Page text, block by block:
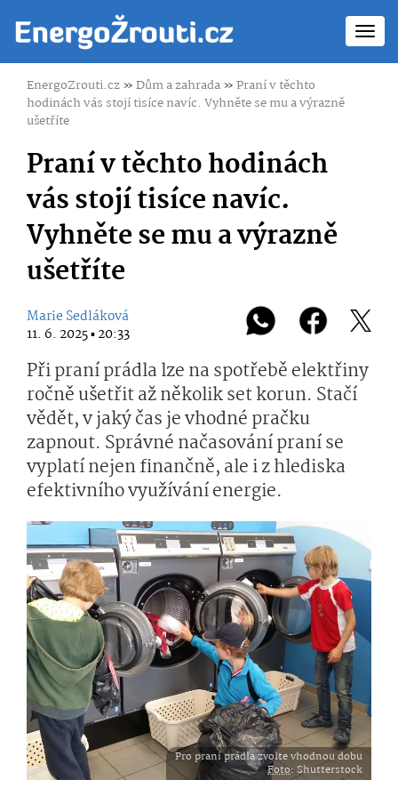
EnergoZrouti.cz»Dům a zahrada»Praní v těchto
hodinách vás stojí tisíce navíc. Vyhněte se mu a výrazně
ušetříte
Praní v těchto hodinách
vás stojí tisíce navíc.
Vyhněte se mu a výrazně
ušetříte
Marie Sedláková
11. 6. 2025 ▪ 20:33
Při praní prádla lze na spotřebě elektřiny
ročně ušetřit až několik set korun. Stačí
vědět, v jaký čas je vhodné pračku
zapnout. Správné načasování praní se
vyplatí nejen finančně, ale i z hlediska
efektivního využívání energie.
Pro praní prádla zvolte vhodnou dobu
Foto: Shutterstock